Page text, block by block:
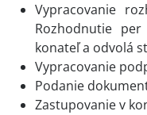
Vypracovanie
Rozhodnutie
konateľ a odvolá
Vypracovanie
Podanie
Zastupovanie v